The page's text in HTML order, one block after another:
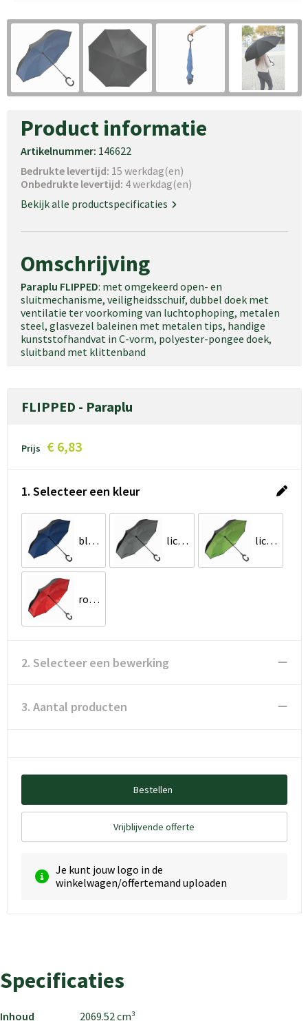
Product informatie
Artikelnummer: 146622
Bedrukte levertijd: 15 werkdag(en)
Onbedrukte levertijd: 4 werkdag(en)
Bekijk alle productspecificaties
Omschrijving
Paraplu FLIPPED: met omgekeerd open- en
sluitmechanisme, veiligheidsschuif, dubbel doek met
ventilatie ter voorkoming van luchtophoping, metalen
steel, glasvezel baleinen met metalen tips, handige
kunststofhandvat in C-vorm, polyester-pongee doek,
sluitband met klittenband
FLIPPED - Paraplu
Prijs € 6,83
1. Selecteer een kleur
blauw, zwart lichtgrijs, zwart lichtgroen, zwart
rood, zwart
2. Selecteer een bewerking
3. Aantal producten
Bestellen
Vrijblijvende offerte
Je kunt jouw logo in de
winkelwagen/offertemand uploaden
Specificaties
Inhoud 2069.52 cm³